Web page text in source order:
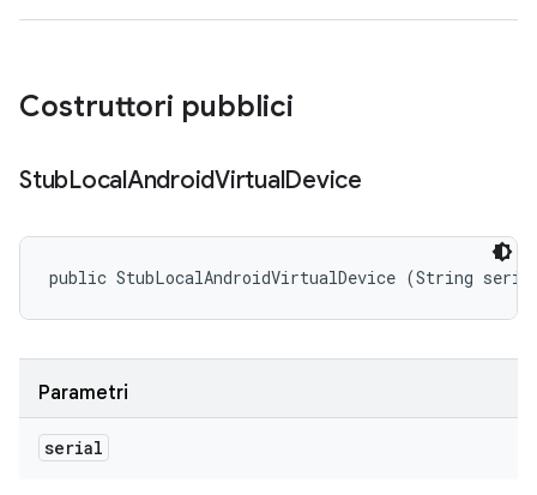
Costruttori pubblici
StubLocalAndroidVirtualDevice
public StubLocalAndroidVirtualDevice (String
Parametri
serial